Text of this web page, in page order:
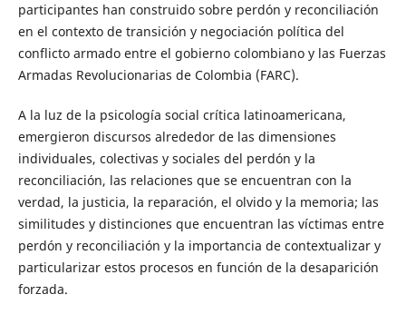
participantes han construido sobre perdón y reconciliación
en el contexto de transición y negociación política del
conflicto armado entre el gobierno colombiano y las Fuerzas
Armadas Revolucionarias de Colombia (FARC).
A la luz de la psicología social crítica latinoamericana,
emergieron discursos alrededor de las dimensiones
individuales, colectivas y sociales del perdón y la
reconciliación, las relaciones que se encuentran con la
verdad, la justicia, la reparación, el olvido y la memoria; las
similitudes y distinciones que encuentran las víctimas entre
perdón y reconciliación y la importancia de contextualizar y
particularizar estos procesos en función de la desaparición
forzada.